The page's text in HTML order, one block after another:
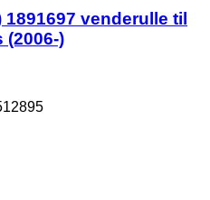
venderulle til
(2006-)